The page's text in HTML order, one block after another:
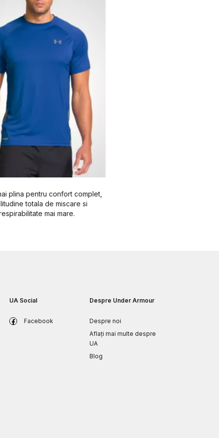
plina pentru confort complet,
totala de miscare si
mai mare.
UA Social
Facebook
Despre Under Armour
Despre noi
Aflați mai multe despre
UA
Blog